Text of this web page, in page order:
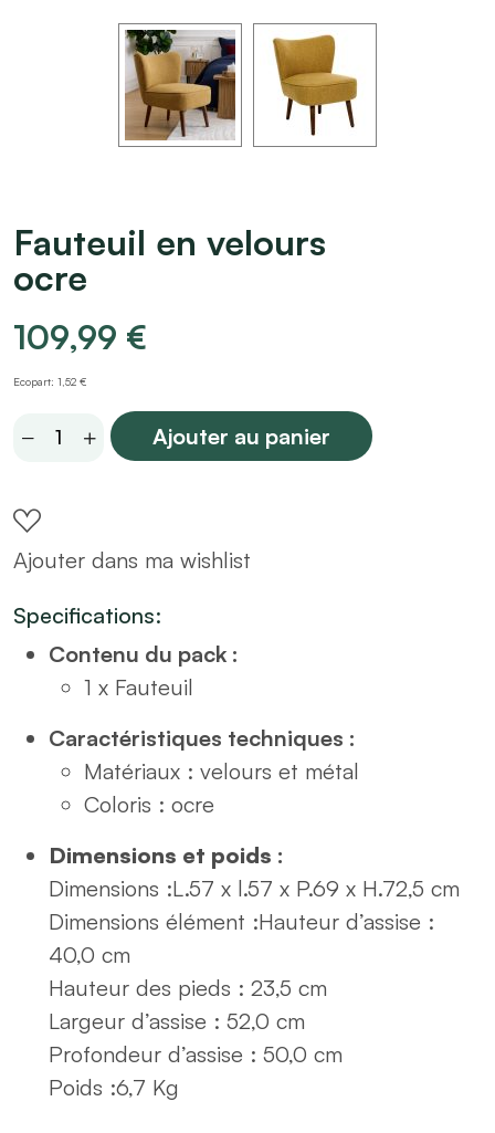
Fauteuil en velours
ocre
109,99 €
Ecopart: 1,52 €
Fauteuil
ocre
quantity
Ajouter au panier
Ajouter dans ma wishlist
Specifications:
Contenu du pack :
1 x Fauteuil
Caractéristiques techniques :
Matériaux : velours et métal
Coloris : ocre
Dimensions et poids :
Dimensions :L.57 x l.57 x P.69 x H.72,5 cm
Dimensions élément :Hauteur d’assise :
40,0 cm
Hauteur des pieds : 23,5 cm
Largeur d’assise : 52,0 cm
Profondeur d’assise : 50,0 cm
Poids :6,7 Kg